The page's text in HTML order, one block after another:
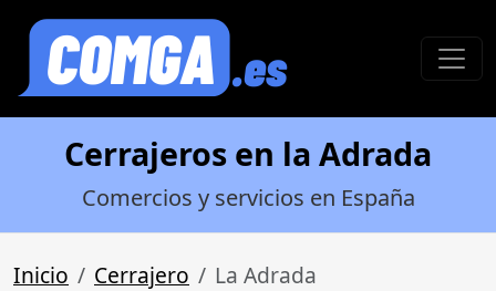
Cerrajeros en la Adrada
Comercios y servicios en España
Inicio Cerrajero La Adrada